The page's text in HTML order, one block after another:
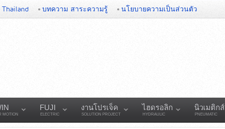
บทความ สาระความรู้ นโยบายความเป็นส่วนตัว
MOTION
FUJI
ELECTRIC
งานโปรเจ็ค
SOLUTION PROJECT
ไฮดรอลิก
HYDRAULIC
นิวเมติกส์
PNEUMATIC